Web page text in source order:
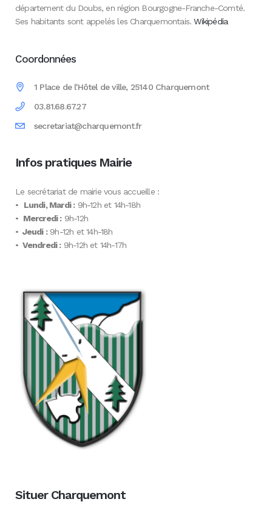
département du Doubs, en région Bourgogne-Franche-Comté.
Ses habitants sont appelés les Charquemontais.Wikipédia
Coordonnées
1 Place de l'Hôtel de ville, 25140 Charquemont
03.81.68.67.27
secretariat@charquemont.fr
Infos pratiques Mairie
Le secrétariat de mairie vous accueille :
• Lundi, Mardi :9h-12h et 14h-18h
• Mercredi :9h-12h
• Jeudi :9h-12h et 14h-18h
• Vendredi :9h-12h et 14h-17h
Situer Charquemont